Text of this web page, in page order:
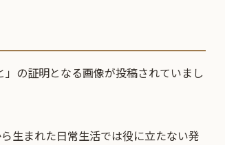
の証明となる画像が投稿されていまし
生まれた日常生活では役に立たない発